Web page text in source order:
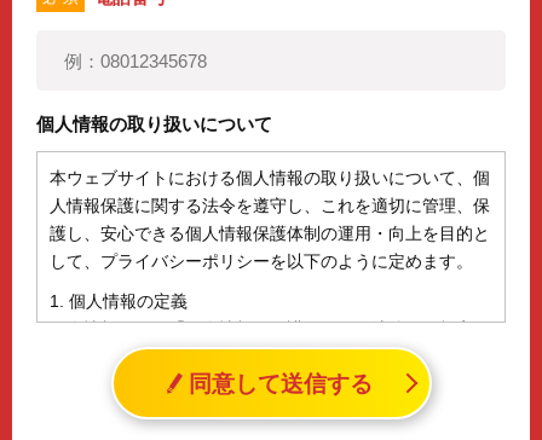
個人情報の取り扱いについて
本ウェブサイトにおける個人情報の取り扱いについて、個
人情報保護に関する法令を遵守し、これを適切に管理、保
護し、安心できる個人情報保護体制の運用・向上を目的と
して、プライバシーポリシーを以下のように定めます。
1. 個人情報の定義
個人情報とは、「個人情報の保護に関する法律」に規定さ
れる生存する個人に関する情報であって、氏名、生年月日
その他の記述等により特定の個人を識別することができる
情報（個人識別情報）を指します。
同意して送信する